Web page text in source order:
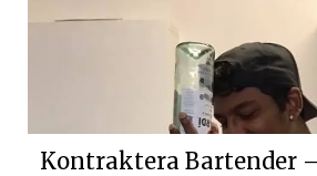
Kontraktera Bartender